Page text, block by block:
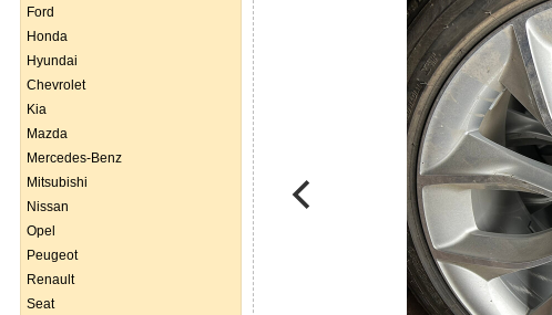
Ford
Honda
Hyundai
Chevrolet
Kia
Mazda
Mercedes-Benz
Mitsubishi
Nissan
Opel
Peugeot
Renault
Seat